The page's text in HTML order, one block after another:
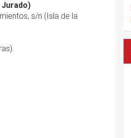
Jurado)
s/n (Isla de la